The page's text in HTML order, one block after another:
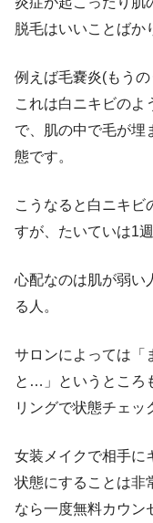
脱毛はいいことばか
例えば毛嚢炎(もうの
これは白ニキビのよ
で、肌の中で毛が埋
態です。
こうなると白ニキビ
すが、たいていは1
心配なのは肌が弱い
る人 。
サロンによっては「
と…」というところ
リングで状態チェッ
女装メイクで相手に
状態にすることは非
なら一度無料カウン